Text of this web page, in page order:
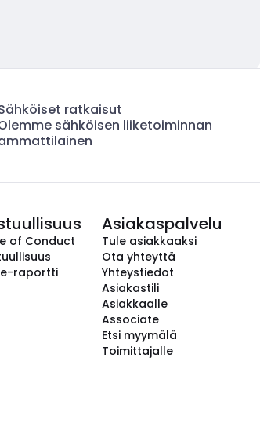
ratkaisut
sähköisen liiketoiminnan
of Conduct
raportti
Asiakaspalvelu
Tule asiakkaaksi
Ota yhteyttä
Yhteystiedot
Asiakastili
Asiakkaalle
Associate
Etsi myymälä
Toimittajalle